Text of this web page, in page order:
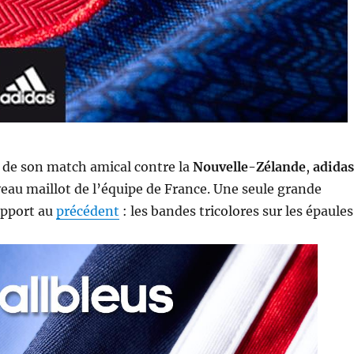
son match amical contre la Nouvelle-Zélande, adidas
maillot de l’équipe de France. Une seule grande
au précédent : les bandes tricolores sur les